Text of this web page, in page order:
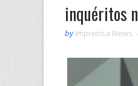
inquéritos
by Imprensa News